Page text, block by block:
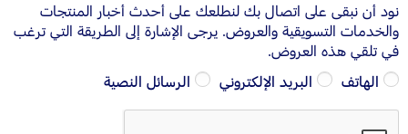
نود أن نبقى على اتصال بك لنطلعك على أحدث أخبار المنتجات
والخدمات التسويقية والعروض. يرجى الإشارة إلى الطريقة التي ترغب
في تلقي هذه العروض.
الهاتف
البريد الإلكتروني الرسائل النصية